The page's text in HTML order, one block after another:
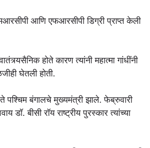
आणि एफआरसीपी डिग्री प्राप्त केली
होते कारण त्यांनी महात्मा गांधींनी
घेतली होती.
पश्चिम बंगालचे मुख्यमंत्री झाले. फेब्रुवारी
डॉ. बीसी रॉय राष्ट्रीय पुरस्कार त्यांच्या